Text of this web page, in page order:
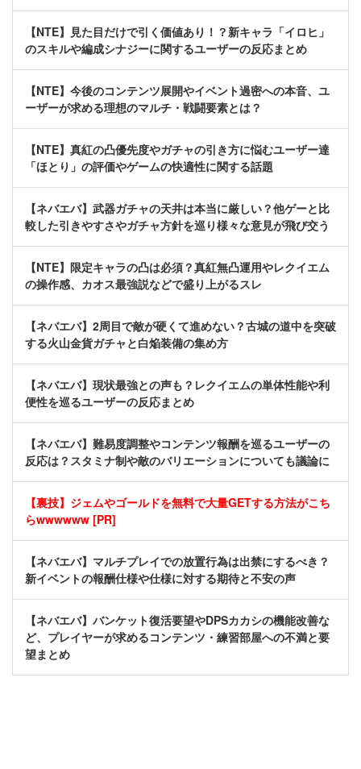
【NTE】見た目だけで引く価値あり！？新キャラ「イロヒ」
のスキルや編成シナジーに関するユーザーの反応まとめ
【NTE】今後のコンテンツ展開やイベント過密への本音、ユ
ーザーが求める理想のマルチ・戦闘要素とは？
【NTE】真紅の凸優先度やガチャの引き方に悩むユーザー達
「ほとり」の評価やゲームの快適性に関する話題
【ネバエバ】武器ガチャの天井は本当に厳しい？他ゲーと比
較した引きやすさやガチャ方針を巡り様々な意見が飛び交う
【NTE】限定キャラの凸は必須？真紅無凸運用やレクイエム
の操作感、カオス最強説などで盛り上がるスレ
【ネバエバ】2周目で敵が硬くて進めない？古城の道中を突破
する火山金貨ガチャと白焔装備の集め方
【ネバエバ】現状最強との声も？レクイエムの単体性能や利
便性を巡るユーザーの反応まとめ
【ネバエバ】難易度調整やコンテンツ報酬を巡るユーザーの
反応は？スタミナ制や敵のバリエーションについても議論に
【裏技】ジェムやゴールドを無料で大量GETする方法がこち
らwwwwww [PR]
【ネバエバ】マルチプレイでの放置行為は出禁にするべき？
新イベントの報酬仕様や仕様に対する期待と不安の声
【ネバエバ】バンケット復活要望やDPSカカシの機能改善な
ど、プレイヤーが求めるコンテンツ・練習部屋への不満と要
望まとめ